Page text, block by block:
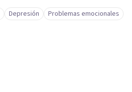
Depresión
Problemas emocionales